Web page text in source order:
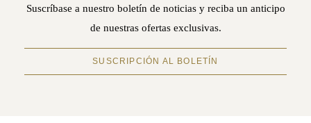
Suscríbase a nuestro boletín de noticias y reciba un anticipo
de nuestras ofertas exclusivas.
SUSCRIPCIÓN AL BOLETÍN